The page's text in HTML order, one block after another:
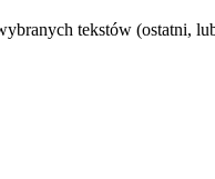
tekstów (ostatni,